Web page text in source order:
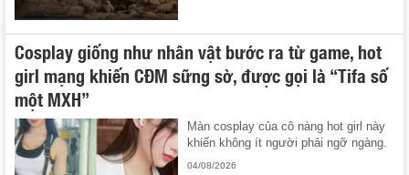
Cosplay giống như nhân vật bước ra từ game, hot
girl mạng khiến CĐM sững sờ, được gọi là “Tifa số
một MXH”
Màn cosplay của cô nàng hot girl này
khiến không ít người phải ngỡ ngàng.
04/08/2026